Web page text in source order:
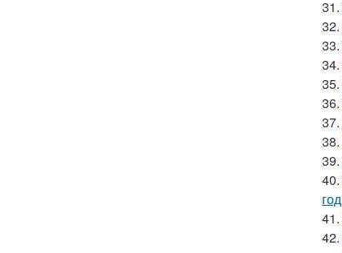
31.
32.
33.
34.
35.
36.
37.
38.
39.
40.
год
41.
42.